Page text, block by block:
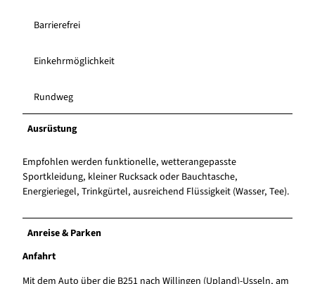
Barrierefrei
Einkehrmöglichkeit
Rundweg
Ausrüstung
Empfohlen werden funktionelle, wetterangepasste
Sportkleidung, kleiner Rucksack oder Bauchtasche,
Energieriegel, Trinkgürtel, ausreichend Flüssigkeit (Wasser, Tee).
Anreise & Parken
Anfahrt
Mit dem Auto über die B251 nach Willingen (Upland)-Usseln, am